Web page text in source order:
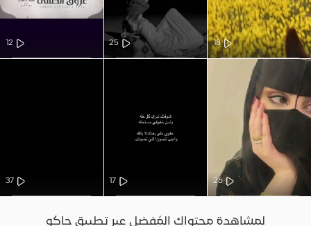
18
25
12
26
17
37
لمشاهدة محتواك المُفضل عبر تطبيق جاكو